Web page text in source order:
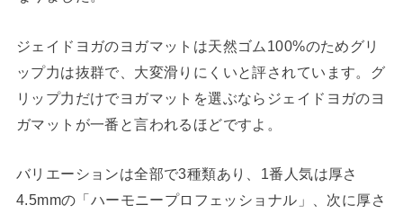
ジェイドヨガのヨガマットは天然ゴム100%のためグリ
ップ力は抜群で、大変滑りにくいと評されています。グ
リップ力だけでヨガマットを選ぶならジェイドヨガのヨ
ガマットが一番と言われるほどですよ。
バリエーションは全部で3種類あり、1番人気は厚さ
4.5mmの「ハーモニープロフェッショナル」、次に厚さ